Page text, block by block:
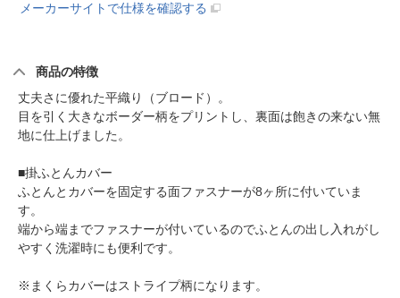
メーカーサイトで仕様を確認する
商品の特徴
丈夫さに優れた平織り（ブロード）。
目を引く大きなボーダー柄をプリントし、裏面は飽きの来ない無
地に仕上げました。
■掛ふとんカバー
ふとんとカバーを固定する面ファスナーが8ヶ所に付いていま
す。
端から端までファスナーが付いているのでふとんの出し入れがし
やすく洗濯時にも便利です。
※まくらカバーはストライプ柄になります。